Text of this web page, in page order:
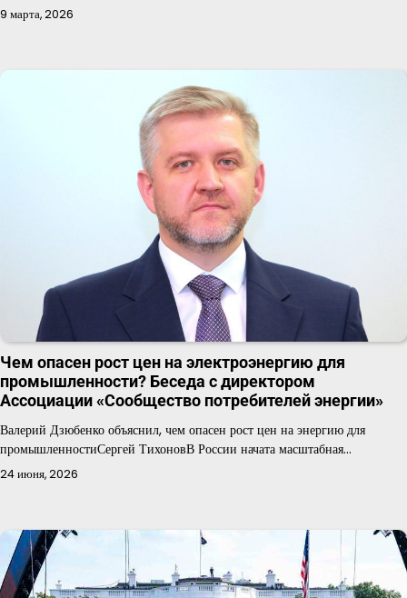
9 марта, 2026
Чем опасен рост цен на электроэнергию для
промышленности? Беседа с директором
Ассоциации «Сообщество потребителей энергии»
Валерий Дзюбенко объяснил, чем опасен рост цен на энергию для
промышленностиСергей ТихоновВ России начата масштабная…
24 июня, 2026